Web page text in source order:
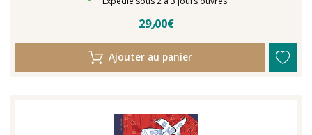
29٫00€
Ajouter au panier